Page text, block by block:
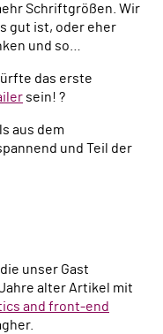
Schriftgrößen. Wir
gut ist, oder eher
und so…
das erste
sein! ?
aus dem
und Teil der
unser Gast
alter Artikel mit
and front-end